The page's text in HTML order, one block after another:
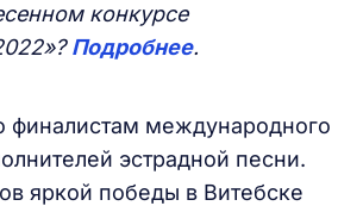
конкурсе
Подробнее.
финалистам международного
эстрадной песни.
яркой победы в Витебске